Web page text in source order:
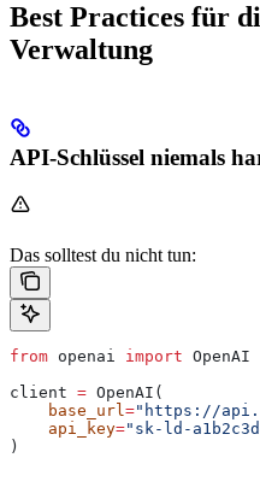
Best Practices für
Verwaltung
API-Schlüssel niemals
Das solltest du nicht tun:
from openai import OpenAI
client = OpenAI(
    base_url
="https://
    api_key
="sk-ld-
)